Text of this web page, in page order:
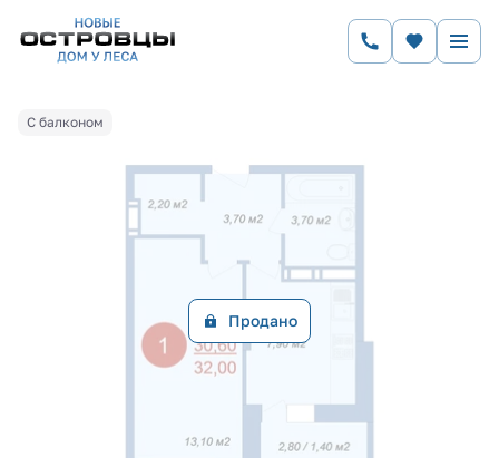
1-комнатная32 м2
Цена по запросу
Ипотекаот 23 171 руб.
С балконом
Продано